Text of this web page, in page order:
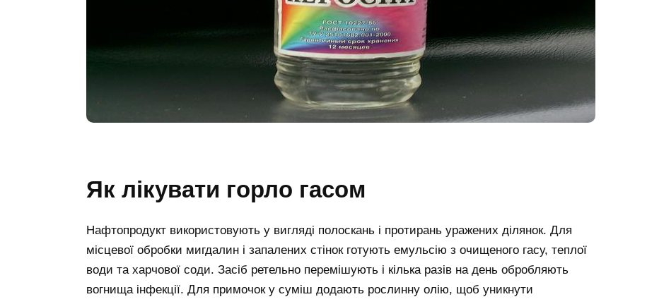
Як лікувати горло гасом
Нафтопродукт використовують у вигляді полоскань і протирань уражених ділянок. Для
місцевої обробки мигдалин і запалених стінок готують емульсію з очищеного гасу, теплої
води та харчової соди. Засіб ретельно перемішують і кілька разів на день обробляють
вогнища інфекції. Для примочок у суміш додають рослинну олію, щоб уникнути